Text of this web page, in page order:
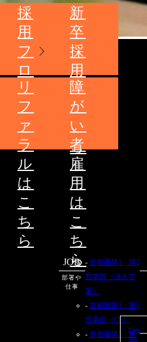
採
用
フ
ロ
ー
新
卒
採
用
は
こ
ち
ら
リ
フ
ァ
ラ
ル
は
こ
ち
ら
障
が
い
者
雇
用
は
こ
ち
ら
JOB
部署や
仕事
首都圏第1・第2
営業部（法人営
業）
首都圏第1・第2
営業部（CS）
首都圏第1・第
Page
Top